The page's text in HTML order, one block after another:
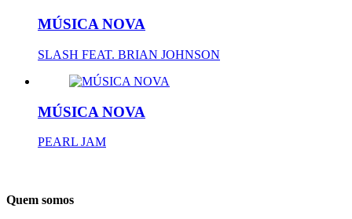
MÚSICA NOVA
SLASH FEAT. BRIAN JOHNSON
MÚSICA NOVA
PEARL JAM
Quem somos